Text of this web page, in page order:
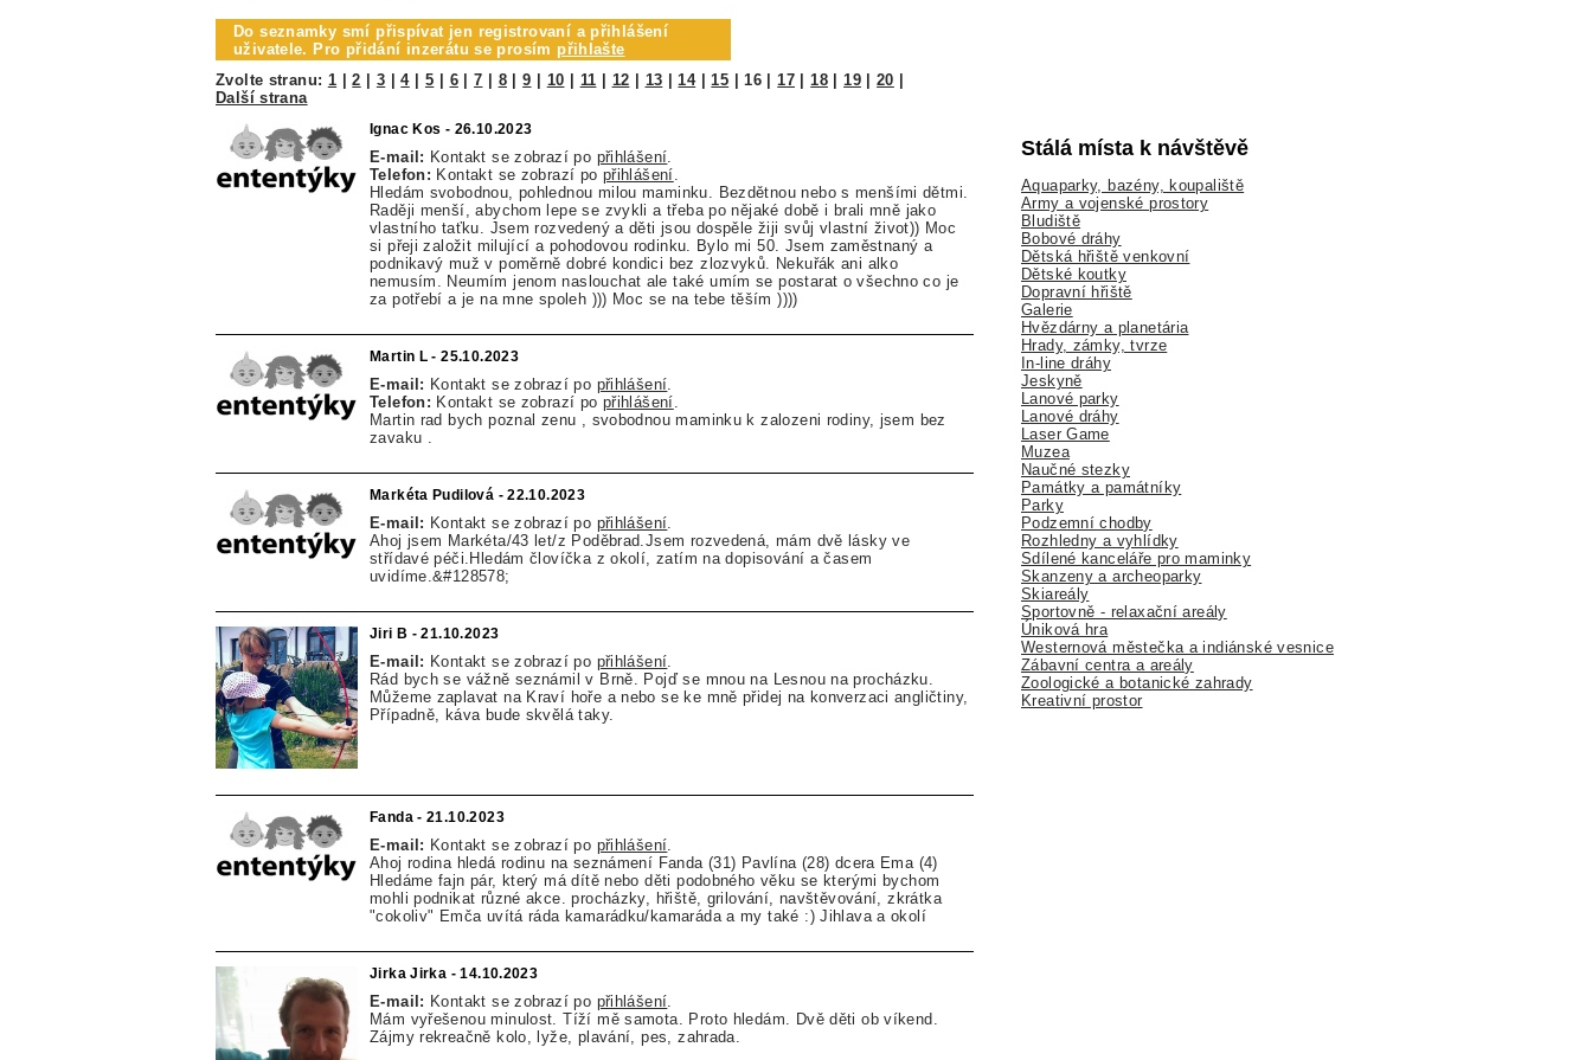
Do seznamky smí přispívat jen registrovaní a přihlášení
uživatele. Pro přidání inzerátu se prosímpřihlašte
Zvolte stranu: 1 |2 3 |4| 5 6|7 8|9 10 11 12 13 |14|15 |16 |17 |18|19|20
Další strana
Ignac Kos - 26.10.2023
E-mail: Kontakt se zobrazí po přihlášení
Telefon: Kontakt se zobrazí po přihlášení
Hledám svobodnou, pohlednou milou maminku. Bezdětnou nebo s menšími dětmi.
Raději menší, abychom lepe se zvykli a třeba po nějaké době i brali mně jako
vlastního taťku. Jsem rozvedený a děti jsou dospěle žiji svůj vlastní život)) Moc
si přeji založit milující a pohodovou rodinku. Bylo mi 50. Jsem zaměstnaný a
podnikavý muž v poměrně dobré kondici bez zlozvyků. Nekuřák ani alko
nemusím. Neumím jenom naslouchat ale také umím se postarat o všechno co je
za potřebí a je na mne spoleh ))) Moc se na tebe těším ))))
Martin L - 25.10.2023
E-mail: Kontakt se zobrazí po přihlášení
Telefon: Kontakt se zobrazí po přihlášení
Martin rad bych poznal zenu , svobodnou maminku k zalozeni rodiny, jsem bez
zavaku .
Markéta Pudilová - 22.10.2023
E-mail: Kontakt se zobrazí po přihlášení
Ahoj jsem Markéta/43 let/z Poděbrad.Jsem rozvedená, mám dvě lásky ve
střídavé péči.Hledám človíčka z okolí, zatím na dopisování a časem
uvidíme.&#128578;
Jiri B - 21.10.2023
E-mail: Kontakt se zobrazí po přihlášení
Rád bych se vážně seznámil v Brně. Pojď se mnou na Lesnou na procházku.
Můžeme zaplavat na Kraví hoře a nebo se ke mně přidej na konverzaci angličtiny,
Případně, káva bude skvělá taky.
Fanda - 21.10.2023
E-mail: Kontakt se zobrazí po přihlášení
Ahoj rodina hledá rodinu na seznámení Fanda (31) Pavlína (28) dcera Ema (4)
Hledáme fajn pár, který má dítě nebo děti podobného věku se kterými bychom
mohli podnikat různé akce. procházky, hřiště, grilování, navštěvování, zkrátka
"cokoliv" Emča uvítá ráda kamarádku/kamaráda a my také :) Jihlava a okolí
Jirka Jirka - 14.10.2023
E-mail: Kontakt se zobrazí po přihlášení
Mám vyřešenou minulost. Tíží mě samota. Proto hledám. Dvě děti ob víkend.
Zájmy rekreačně kolo, lyže, plavání, pes, zahrada.
Stálá místa k návštěvě
Aquaparky, bazény, koupaliště
Army a vojenské prostory
Bludiště
Bobové dráhy
Dětská hřiště venkovní
Dětské koutky
Dopravní hřiště
Galerie
Hvězdárny a planetária
Hrady, zámky, tvrze
In-line dráhy
Jeskyně
Lanové parky
Lanové dráhy
Laser Game
Muzea
Naučné stezky
Památky a památníky
Parky
Podzemní chodby
Rozhledny a vyhlídky
Sdílené kanceláře pro maminky
Skanzeny a archeoparky
Skiareály
Sportovně - relaxační areály
Úniková hra
Westernová městečka a indiánské vesnice
Zábavní centra a areály
Zoologické a botanické zahrady
Kreativní prostor